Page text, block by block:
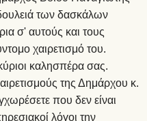
των δασκάλων
σ' αυτούς και τους
χαιρετισμό του.
καλησπέρα σας.
της Δημάρχου κ.
που δεν είναι
λόγοι την